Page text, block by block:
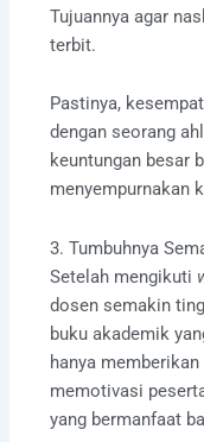
Tujuannya agar
terbit.
Pastinya,
dengan seorang
keuntungan besar
menyempurnakan
3. Tumbuhnya
Setelah mengikuti
dosen semakin
buku akademik
hanya
memotivasi
yang bermanfaat